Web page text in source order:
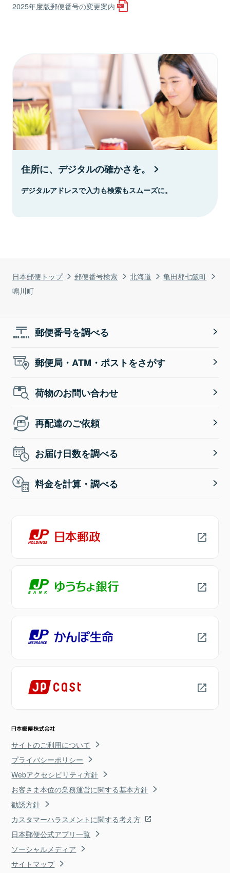
日本郵便トップ 郵便番号検索 北海道
亀田郡七飯町
鳴川町
2025年度版郵便番号の変更案内
住所に、デジタルの確かさを。
デジタルアドレスで入力も検索もスムーズに。
郵便番号を調べる
郵便局・ATM・ポストをさがす
荷物のお問い合わせ
再配達のご依頼
お届け日数を調べる
料金を計算・調べる
サイトのご利用について
プライバシーポリシー
Webアクセシビリティ方針
お客さま本位の業務運営に関する基本方針
勧誘方針
カスタマーハラスメントに関する考え方
日本郵便公式アプリ一覧
ソーシャルメディア
サイトマップ